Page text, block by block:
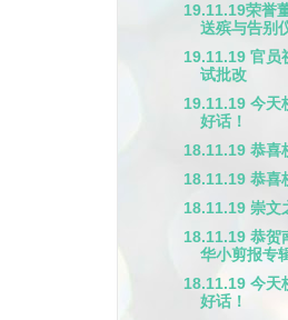
19.11.19荣誉
送殡与告别
19.11.19 官员
试批改
19.11.19 今天
好话！
18.11.19 恭喜
18.11.19 恭喜
18.11.19 崇文
18.11.19 恭贺
华小剪报专
18.11.19 今天
好话！